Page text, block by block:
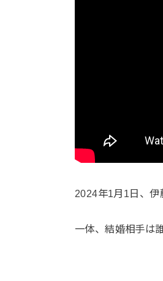
2024年1月1日、伊
一体、結婚相手は